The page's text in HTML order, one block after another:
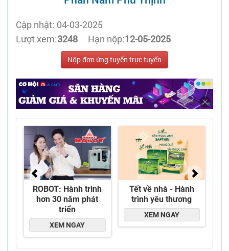
Cập nhật: 04-03-2025
Lượt xem:3248 Hạn nộp:12-05-2025
Nộp đơn ứng tuyển trực tuyến